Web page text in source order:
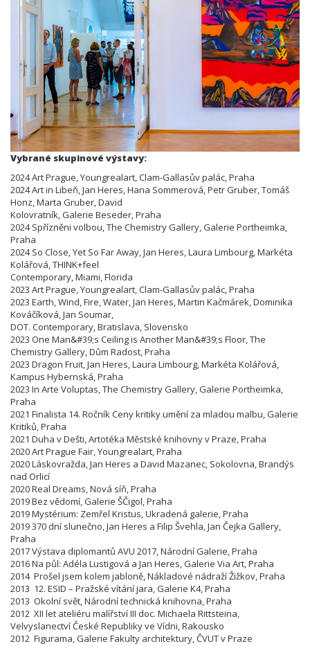
Vybrané skupinové výstavy:
2024 Art Prague, Youngrealart, Clam-Gallasův palác, Praha
2024 Art in Libeň, Jan Heres, Hana Sommerová, Petr Gruber, Tomáš
Honz, Marta Gruber, David
Kolovratník, Galerie Beseder, Praha
2024 Spřízněni volbou, The Chemistry Gallery, Galerie Portheimka,
Praha
2024 So Close, Yet So Far Away, Jan Heres, Laura Limbourg, Markéta
Kolářová, THINK+feel
Contemporary, Miami, Florida
2023 Art Prague, Youngrealart, Clam-Gallasův palác, Praha
2023 Earth, Wind, Fire, Water, Jan Heres, Martin Kačmárek, Dominika
Kováčíková, Jan Soumar,
DOT. Contemporary, Bratislava, Slovensko
2023 One Man&#39;s Ceiling is Another Man&#39;s Floor, The
Chemistry Gallery, Dům Radost, Praha
2023 Dragon Fruit, Jan Heres, Laura Limbourg, Markéta Kolářová,
Kampus Hybernská, Praha
2023 In Arte Voluptas, The Chemistry Gallery, Galerie Portheimka,
Praha
2021 Finalista 14. Ročník Ceny kritiky umění za mladou malbu, Galerie
Kritiků, Praha
2021 Duha v Dešti, Artotéka Městské knihovny v Praze, Praha
2020 Art Prague Fair, Youngrealart, Praha
2020 Láskovražda, Jan Heres a David Mazanec, Sokolovna, Brandýs
nad Orlicí
2020 Real Dreams, Nová síň, Praha
2019 Bez vědomí, Galerie ŠČigol, Praha
2019 Mystérium: Zemřel Kristus, Ukradená galerie, Praha
2019 370 dní slunečno, Jan Heres a Filip Švehla, Jan Čejka Gallery,
Praha
2017 Výstava diplomantů AVU 2017, Národní Galerie, Praha
2016 Na půl: Adéla Lustigová a Jan Heres, Galerie Via Art, Praha
2014 Prošel jsem kolem jabloně, Nákladové nádraží Žižkov, Praha
2013 12. ESID – Pražské vítání jara, Galerie K4, Praha
2013 Okolní svět, Národní technická knihovna, Praha
2012 XII let ateliéru malířství III doc. Michaela Rittsteina,
Velvyslanectví České Republiky ve Vídni, Rakousko
2012 Figurama, Galerie Fakulty architektury,ČVUT v Praze